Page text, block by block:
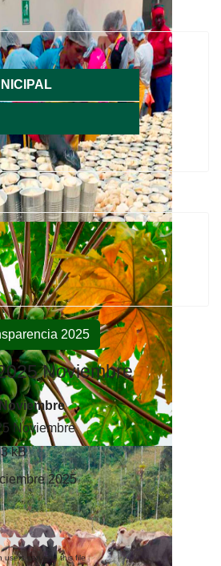
2025
Noviembre
Noviembre
kB
2025
users can rate this file